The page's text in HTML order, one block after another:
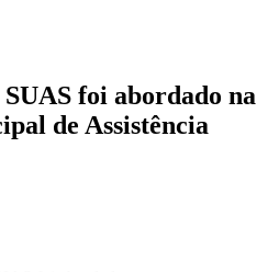
foi abordado na
de Assistência